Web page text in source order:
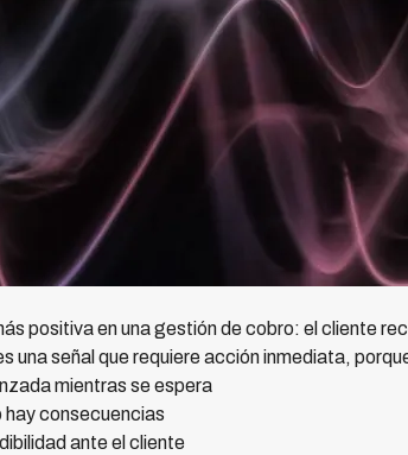
positiva en una gestión de cobro: el cliente
una señal que requiere acción inmediata,
mientras se espera
hay consecuencias
ante el cliente